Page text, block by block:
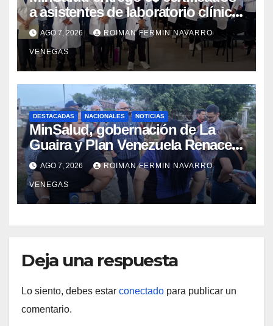
a asistentes de laboratorio clínico
para garantizar respaldo legal y
profesional
AGO 7, 2026 ROIMAN FERMIN NAVARRO
VENEGAS
DESTACADAS NACIONALES NOTICIAS
MinSalud, gobernación de La
Guaira y Plan Venezuela Renace
iniciaron la rehabilitación integral
del Centro Psicofamiliar El Niño y
el Mar
AGO 7, 2026 ROIMAN FERMIN NAVARRO
VENEGAS
Deja una respuesta
Lo siento, debes estar conectado para publicar un
comentario.